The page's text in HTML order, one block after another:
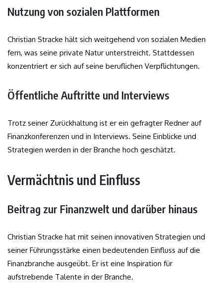
Nutzung von sozialen Plattformen
Christian Stracke hält sich weitgehend von sozialen Medien
fern, was seine private Natur unterstreicht. Stattdessen
konzentriert er sich auf seine beruflichen Verpflichtungen.
Öffentliche Auftritte und Interviews
Trotz seiner Zurückhaltung ist er ein gefragter Redner auf
Finanzkonferenzen und in Interviews. Seine Einblicke und
Strategien werden in der Branche hoch geschätzt.
Vermächtnis und Einfluss
Beitrag zur Finanzwelt und darüber hinaus
Christian Stracke hat mit seinen innovativen Strategien und
seiner Führungsstärke einen bedeutenden Einfluss auf die
Finanzbranche ausgeübt. Er ist eine Inspiration für
aufstrebende Talente in der Branche.